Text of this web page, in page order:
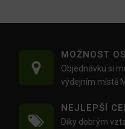
MOŽNOST
Objednávku si
výdejním místě
NEJLEPŠÍ
Díky dobrým